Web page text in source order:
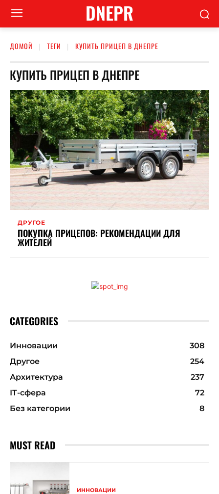
DNEPR
ДОМОЙ ТЕГИ КУПИТЬ ПРИЦЕП В ДНЕПРЕ
КУПИТЬ ПРИЦЕП В ДНЕПРЕ
ДРУГОЕ
ПОКУПКА ПРИЦЕПОВ: РЕКОМЕНДАЦИИ ДЛЯ
ЖИТЕЛЕЙ
CATEGORIES
Инновации
308
Другое
254
Архитектура
237
ІТ-сфера
72
Без категории
8
MUST READ
ИННОВАЦИИ